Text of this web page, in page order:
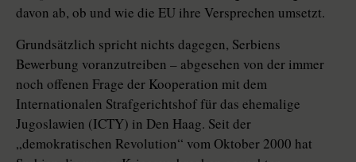
davon ab, ob und wie die EU ihre Versprechen umsetzt.
Grundsätzlich spricht nichts dagegen, Serbiens
Bewerbung voranzutreiben – abgesehen von der immer
noch offenen Frage der Kooperation mit dem
Internationalen Strafgerichtshof für das ehemalige
Jugoslawien (ICTY) in Den Haag. Seit der
„demokratischen Revolution“ vom Oktober 2000 hat